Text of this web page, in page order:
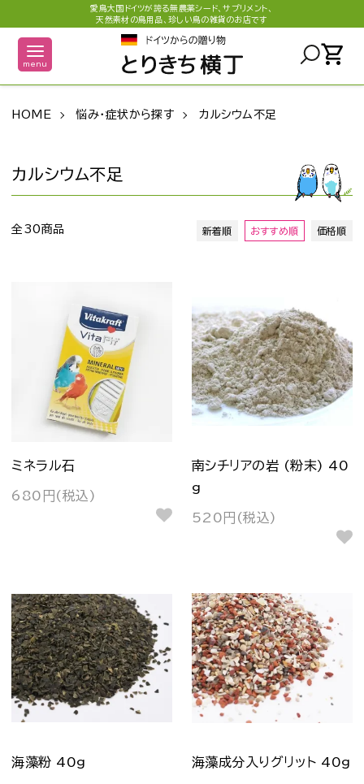
愛鳥大国ドイツが誇る無農薬シード、サプリメント、
天然素材の鳥用品、珍しい鳥の雑貨のお店です
menu shopping_cart
HOME 悩み・症状から探す カルシウム不足
カルシウム不足
全30商品 新着順 おすすめ順 価格順
ミネラル石
680円(税込)
南シチリアの岩 (粉末) 40
g
520円(税込)
海藻粉 40g 海藻成分入りグリット 40g